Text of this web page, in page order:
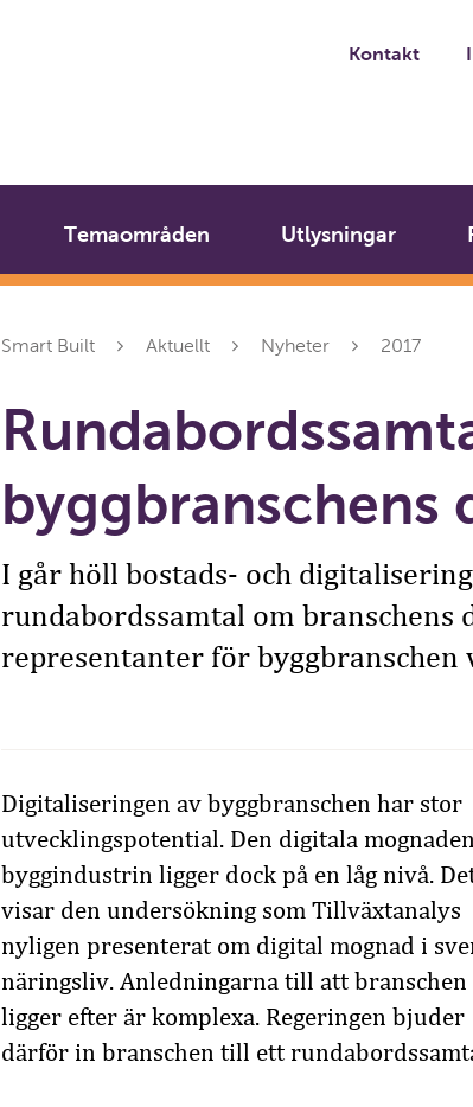
Kontakt
Temaområden Utlysningar
Smart Built Aktuellt Nyheter 2017
byggbranschens
I går höll bostads- och
rundabordssamtal om
representanter för byggbranschen
Digitaliseringen av byggbranschen har stor
utvecklingspotential. Den digitala
byggindustrin ligger dock på en låg nivå.
visar den undersökning som Tillväxtanalys
nyligen presenterat om digital mognad i
näringsliv. Anledningarna till att branschen
ligger efter är komplexa. Regeringen bjuder
därför in branschen till ett